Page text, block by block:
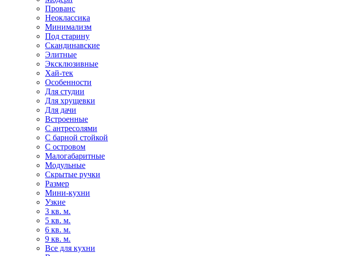
Прованс
Неоклассика
Минимализм
Под старину
Скандинавские
Элитные
Эксклюзивные
Хай-тек
Особенности
Для студии
Для хрущевки
Для дачи
Встроенные
С антресолями
С барной стойкой
С островом
Малогабаритные
Модульные
Скрытые ручки
Размер
Мини-кухни
Узкие
3 кв. м.
5 кв. м.
6 кв. м.
9 кв. м.
Все для кухни